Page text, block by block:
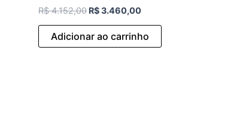
R$4.152,00 R$3.460,00
Adicionar ao carrinho